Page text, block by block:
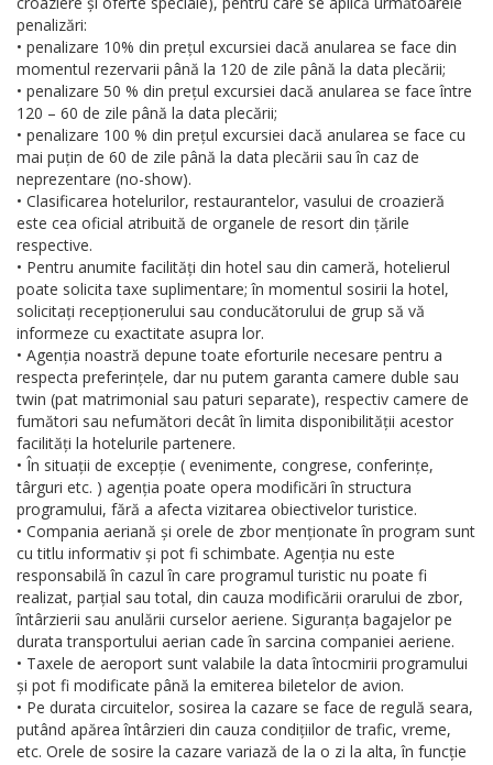
penalizări:
• penalizare 10% din prețul excursiei dacă anularea se face din
momentul rezervarii până la 120 de zile până la data plecării;
• penalizare 50 % din prețul excursiei dacă anularea se face între
120 – 60 de zile până la data plecării;
• penalizare 100 % din prețul excursiei dacă anularea se face cu
mai puțin de 60 de zile până la data plecării sau în caz de
neprezentare (no-show).
• Clasificarea hotelurilor, restaurantelor, vasului de croazieră
este cea oficial atribuită de organele de resort din țările
respective.
• Pentru anumite facilități din hotel sau din cameră, hotelierul
poate solicita taxe suplimentare; în momentul sosirii la hotel,
solicitați recepționerului sau conducătorului de grup să vă
informeze cu exactitate asupra lor.
• Agenția noastră depune toate eforturile necesare pentru a
respecta preferințele, dar nu putem garanta camere duble sau
twin (pat matrimonial sau paturi separate), respectiv camere de
fumători sau nefumători decât în limita disponibilității acestor
facilități la hotelurile partenere.
• În situații de excepție ( evenimente, congrese, conferințe,
târguri etc. ) agenția poate opera modificări în structura
programului, fără a afecta vizitarea obiectivelor turistice.
• Compania aeriană și orele de zbor menționate în program sunt
cu titlu informativ și pot fi schimbate. Agenția nu este
responsabilă în cazul în care programul turistic nu poate fi
realizat, parțial sau total, din cauza modificării orarului de zbor,
întârzierii sau anulării curselor aeriene. Siguranța bagajelor pe
durata transportului aerian cade în sarcina companiei aeriene.
• Taxele de aeroport sunt valabile la data întocmirii programului
și pot fi modificate până la emiterea biletelor de avion.
• Pe durata circuitelor, sosirea la cazare se face de regulă seara,
putând apărea întârzieri din cauza condițiilor de trafic, vreme,
etc. Orele de sosire la cazare variază de la o zi la alta, în funcție